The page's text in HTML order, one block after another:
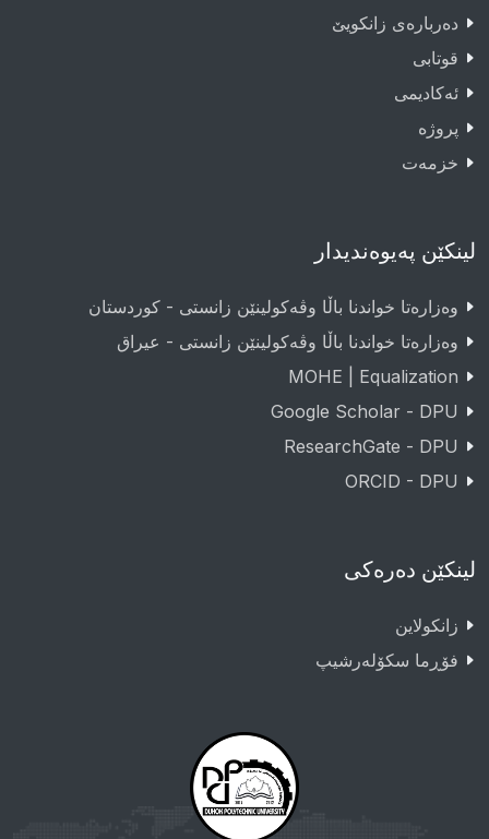
دەربارەى زانکویێ
قوتابى
ئەکادیمى
پروژە
خزمەت
لینکێن پەیوەندیدار
وەزارەتا خواندنا باڵا وڤەکولینێن زانستی - کوردستان
وەزارەتا خواندنا باڵا وڤەکولینێن زانستی - عيراق
MOHE | Equalization
Google Scholar - DPU
ResearchGate - DPU
ORCID - DPU
لینکێن دەرەکی
زانکولاین
فۆڕما سکۆلەرشیپ